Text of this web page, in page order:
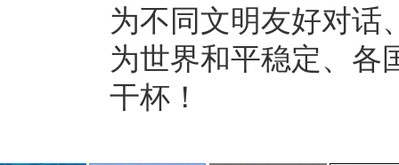
为不同文明友好对话
为世界和平稳定、各
干杯！